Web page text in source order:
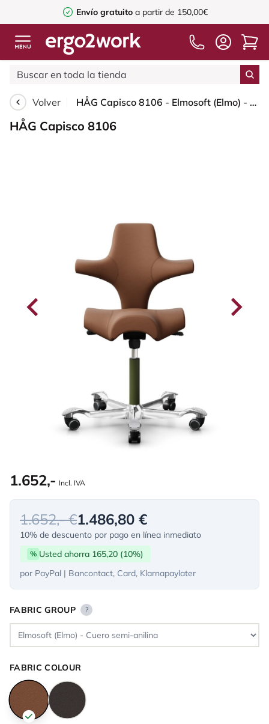
Envío gratuito a partir de 150,00€
Volver HÅG Capisco 8106 - Elmosoft (Elmo) - Cuero semi-anilina - EL33004 - Cognac - Moss Grey - 150mm (seat height 40–55cm) - Hard castors for soft floors
HÅG Capisco 8106
1.652,- Incl. IVA
1.652,- €1.486,80 €
10% de descuento por pago en línea inmediato
% Usted ahorra 165,20 (10%)
por PayPal | Bancontact, Card, Klarnapaylater
FABRIC GROUP ?
FABRIC COLOUR